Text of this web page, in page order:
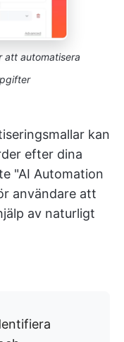
att automatisera
kan
efter dina
"AI Automation
användare att
av naturligt